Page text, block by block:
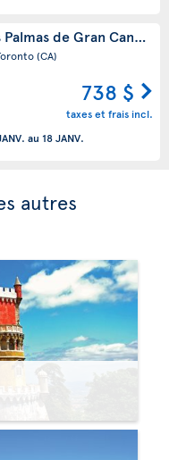
Palmas de Gran Canaria
(CA)
738 $
taxes et frais incl.
au 18 JANV.
autres